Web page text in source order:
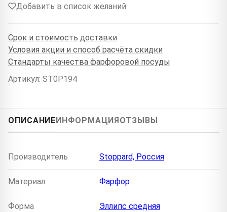
Добавить в список желаний
Срок и стоимость доставки
Условия акции и способ расчёта скидки
Стандарты качества фарфоровой посуды
Артикул: ST0P194
ОПИСАНИЕИНФОРМАЦИЯОТЗЫВЫ
Производитель Stoppard, Россия
Материал Фарфор
Форма Эллипс средняя